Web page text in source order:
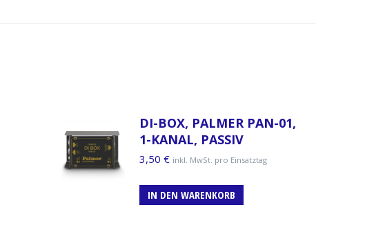
DI-BOX, PALMER PAN-01,
1-KANAL, PASSIV
3,50 € inkl. MwSt. pro Einsatztag
IN DEN WARENKORB